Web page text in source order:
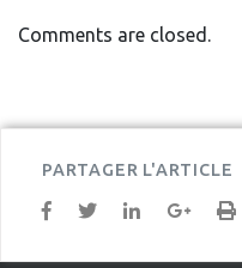
Comments are closed.
PARTAGER L'ARTICLE